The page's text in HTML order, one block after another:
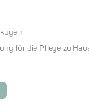
für die Pflege zu